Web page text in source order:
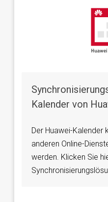
Kalender von
Der Huawei-Kalender
anderen Online-
werden. Klicken Sie